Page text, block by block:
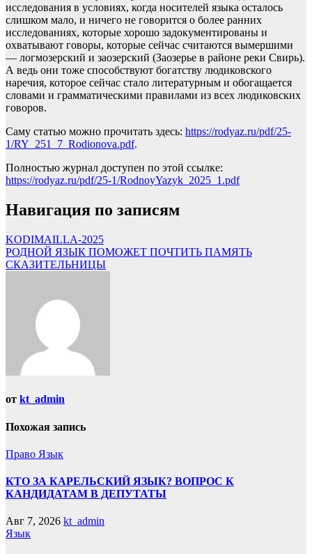
исследования в условиях, когда носителей языка осталось
слишком мало, и ничего не говорится о более ранних
исследованиях, которые хорошо задокументированы и
охватывают говоры, которые сейчас считаются вымершими
— логмозерский и заозерский (Заозерье в районе реки Свирь).
А ведь они тоже способствуют богатству людиковского
наречия, которое сейчас стало литературным и обогащается
словами и грамматическими правилами из всех людиковских
говоров.
Саму статью можно прочитать здесь: https://rodyaz.ru/pdf/25-
1/RY_251_7_Rodionova.pdf.
Полностью журнал доступен по этой ссылке:
https://rodyaz.ru/pdf/25-1/RodnoyYazyk_2025_1.pdf
Навигация по записям
KODIMAILLA-2025
РОДНОЙ ЯЗЫК ПОМОЖЕТ ПОЧТИТЬ ПАМЯТЬ
СКАЗИТЕЛЬНИЦЫ
от kt_admin
Похожая запись
Право Язык
КТО ЗА КАРЕЛЬСКИЙ ЯЗЫК? ВОПРОС К
КАНДИДАТАМ В ДЕПУТАТЫ
Авг 7, 2026 kt_admin
Язык